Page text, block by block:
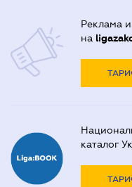
Реклама и
на
каталог